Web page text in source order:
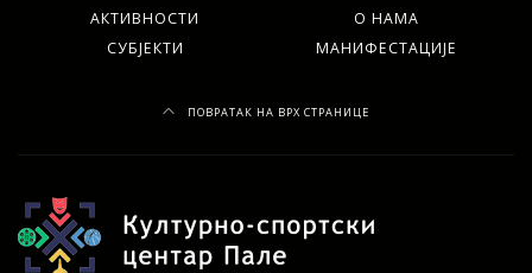
АКТИВНОСТИ
О НАМА
СУБЈЕКТИ
МАНИФЕСТАЦИЈЕ
ПОВРАТАК НА ВРХ СТРАНИЦЕ